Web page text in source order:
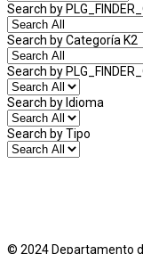
Search by
Search by Categoría K2
Search by
Search by Idioma
Search by Tipo
© 2024 Departamento